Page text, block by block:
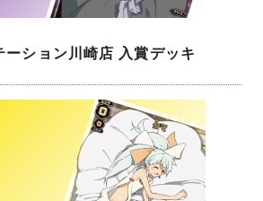
ション川崎店 入賞デッキ